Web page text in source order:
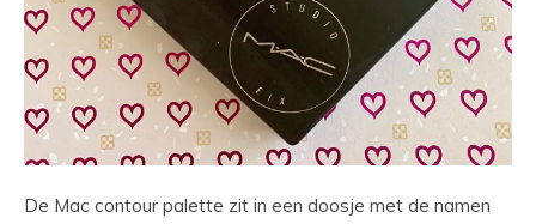
De Mac contour palette zit in een doosje met de namen